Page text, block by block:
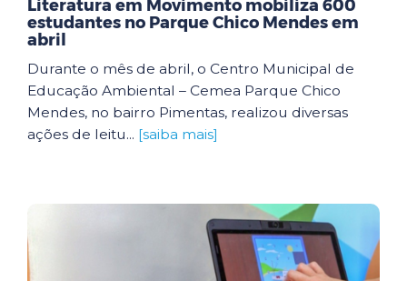
Literatura em Movimento mobiliza 600
estudantes no Parque Chico Mendes em
abril
Durante o mês de abril, o Centro Municipal de
Educação Ambiental – Cemea Parque Chico
Mendes, no bairro Pimentas, realizou diversas
ações de leitu... [saiba mais]